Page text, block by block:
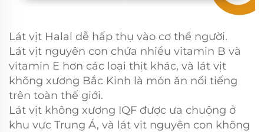
Lát vịt Halal dễ hấp thụ vào cơ thể người.
Lát vịt nguyên con chứa nhiều vitamin B và
vitamin E hơn các loại thịt khác, và lát vịt
không xương Bắc Kinh là món ăn nổi tiếng
trên toàn thế giới.
Lát vịt không xương IQF được ưa chuộng ở
khu vực Trung Á, và lát vịt nguyên con không